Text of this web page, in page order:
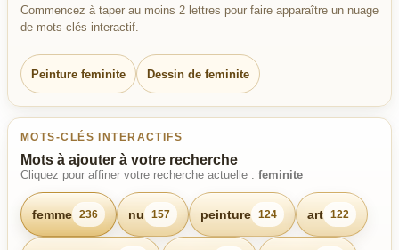
Commencez à taper au moins 2 lettres pour faire apparaître un nuage
de mots-clés interactif.
Peinture feminite Dessin de feminite
MOTS-CLÉS INTERACTIFS
Mots à ajouter à votre recherche
Cliquez pour affiner votre recherche actuelle : feminite
femme 236 nu 157 peinture 124 art 122